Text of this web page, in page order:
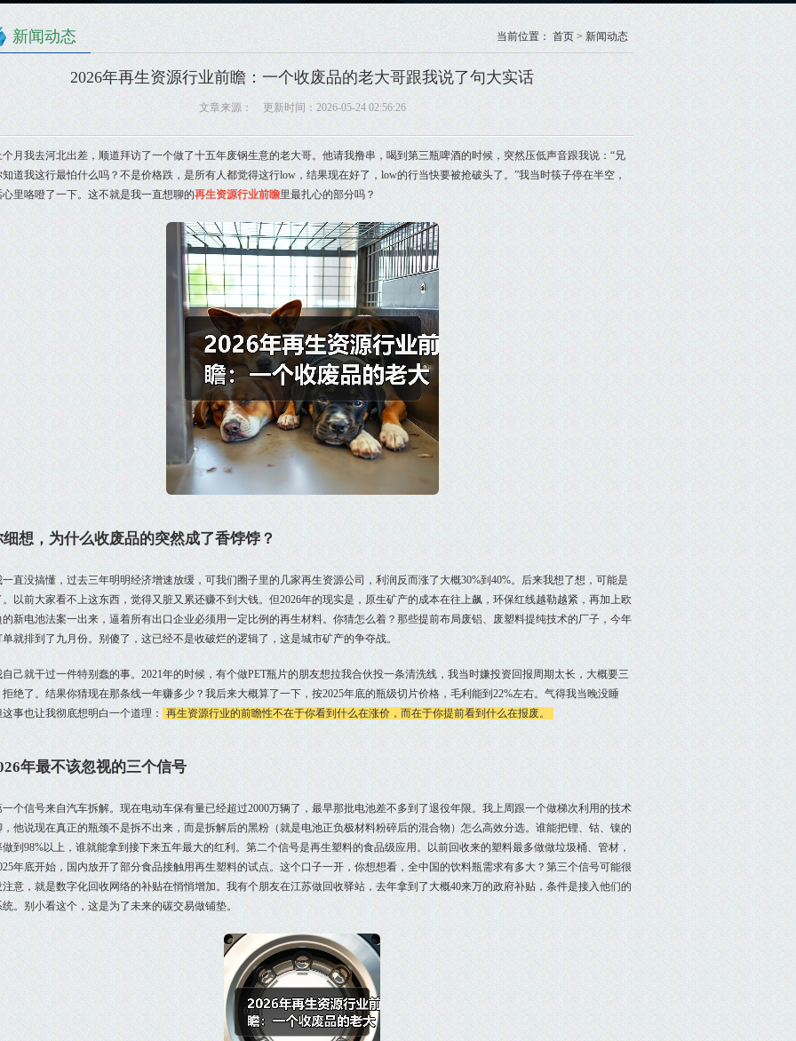
新闻动态 当前位置： 首页 > 新闻动态
2026年再生资源行业前瞻：一个收废品的老大哥跟我说了句大实话
文章来源： 更新时间：2026-05-24 02:56:26
个月我去河北出差，顺道拜访了一个做了十五年废钢生意的老大哥。他请我撸串，喝到第三瓶啤酒的时候，突然压低声音跟我说：“兄
道我这行最怕什么吗？不是价格跌，是所有人都觉得这行low，结果现在好了，low的行当快要被抢破头了。”我当时筷子停在半空，
心里咯噔了一下。这不就是我一直想聊的再生资源行业前瞻里最扎心的部分吗？
细想，为什么收废品的突然成了香饽饽？
一直没搞懂，过去三年明明经济增速放缓，可我们圈子里的几家再生资源公司，利润反而涨了大概30%到40%。后来我想了想，可能是
。以前大家看不上这东西，觉得又脏又累还赚不到大钱。但2026年的现实是，原生矿产的成本在往上飙，环保红线越勒越紧，再加上欧
的新电池法案一出来，逼着所有出口企业必须用一定比例的再生材料。你猜怎么着？那些提前布局废铝、废塑料提纯技术的厂子，今年
就排到了九月份。别傻了，这已经不是收破烂的逻辑了，这是城市矿产的争夺战。
自己就干过一件特别蠢的事。2021年的时候，有个做PET瓶片的朋友想拉我合伙投一条清洗线，我当时嫌投资回报周期太长，大概要三
拒绝了。结果你猜现在那条线一年赚多少？我后来大概算了一下，按2025年底的瓶级切片价格，毛利能到22%左右。气得我当晚没睡
事也让我彻底想明白一个道理：
再生资源行业的前瞻性不在于你看到什么在涨价，而在于你提前看到什么在报废。
年最不该忽视的三个信号
一个信号来自汽车拆解。现在电动车保有量已经超过2000万辆了，最早那批电池差不多到了退役年限。我上周跟一个做梯次利用的技术
，他说现在真正的瓶颈不是拆不出来，而是拆解后的黑粉（就是电池正负极材料粉碎后的混合物）怎么高效分选。谁能把锂、钴、镍的
到98%以上，谁就能拿到接下来五年最大的红利。第二个信号是再生塑料的食品级应用。以前回收来的塑料最多做做垃圾桶、管材，
年底开始，国内放开了部分食品接触用再生塑料的试点。这个口子一开，你想想看，全中国的饮料瓶需求有多大？第三个信号可能很
注意，就是数字化回收网络的补贴在悄悄增加。我有个朋友在江苏做回收驿站，去年拿到了大概40来万的政府补贴，条件是接入他们的
。别小看这个，这是为了未来的碳交易做铺垫。